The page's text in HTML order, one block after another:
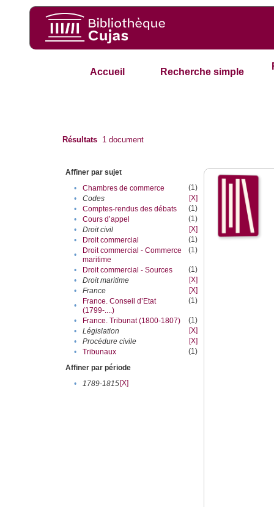
Accueil Recherche simple
Résultats 1 document
Affiner par sujet
•
Chambres de commerce
(1)
•
Codes
[X]
•
Comptes-rendus des débats
(1)
•
Cours d’appel
(1)
•
Droit civil
[X]
•
Droit commercial
(1)
•
Droit commercial - Commerce
maritime
(1)
• Droit commercial - Sources
(1)
•
Droit maritime
[X]
•
France
[X]
•
France. Conseil d’Etat
(1799-....)
(1)
• France. Tribunat (1800-1807)
(1)
•
Législation
[X]
•
Procédure civile
[X]
•
Tribunaux
(1)
Affiner par période
•
1789-1815[X]